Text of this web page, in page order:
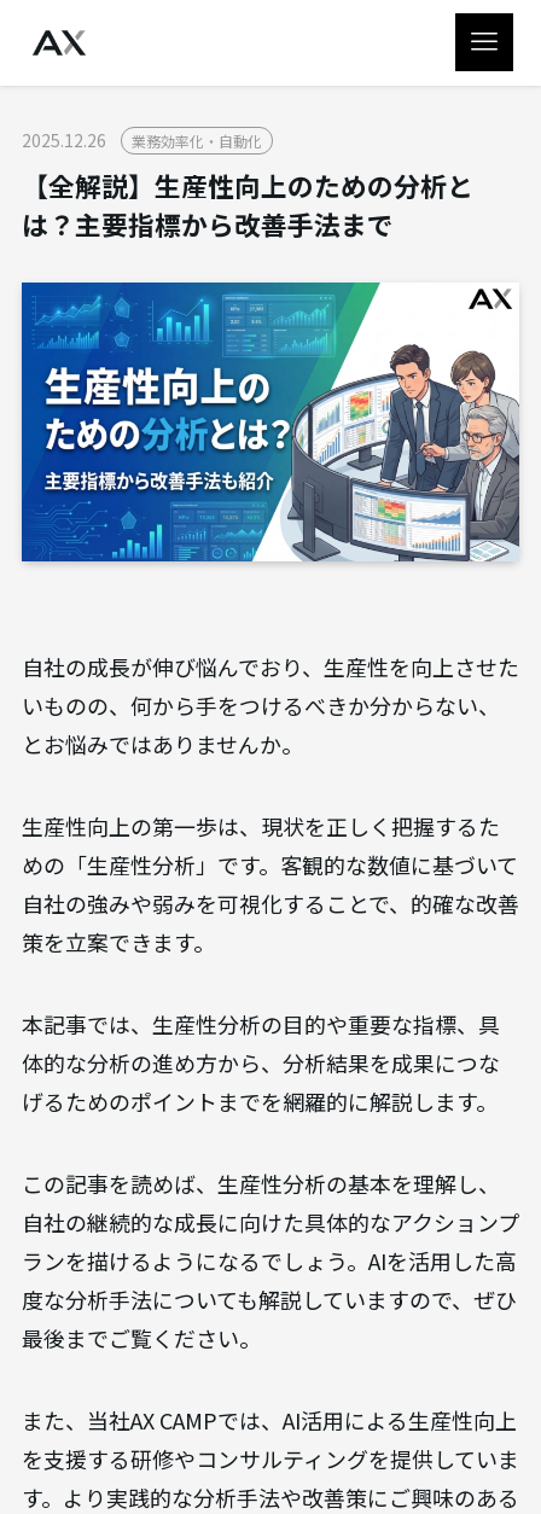
2025.12.26 業務効率化・自動化
【全解説】生産性向上のための分析と
は？主要指標から改善手法まで
自社の成長が伸び悩んでおり、生産性を向上させた
いものの、何から手をつけるべきか分からない、
とお悩みではありませんか。
生産性向上の第一歩は、現状を正しく把握するた
めの「生産性分析」です。客観的な数値に基づいて
自社の強みや弱みを可視化することで、的確な改善
策を立案できます。
本記事では、生産性分析の目的や重要な指標、具
体的な分析の進め方から、分析結果を成果につな
げるためのポイントまでを網羅的に解説します。
この記事を読めば、生産性分析の基本を理解し、
自社の継続的な成長に向けた具体的なアクションプ
ランを描けるようになるでしょう。AIを活用した高
度な分析手法についても解説していますので、ぜひ
最後までご覧ください。
また、当社AX CAMPでは、AI活用による生産性向上
を支援する研修やコンサルティングを提供していま
す。より実践的な分析手法や改善策にご興味のある